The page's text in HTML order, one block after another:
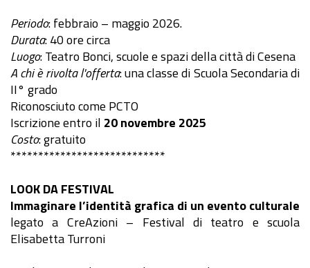
Periodo: febbraio – maggio 2026.
Durata: 40 ore circa
Luogo: Teatro Bonci, scuole e spazi della città di Cesena
A chi è rivolta l'offerta: una classe di Scuola Secondaria di
II° grado
Riconosciuto come PCTO
Iscrizione entro il 20 novembre 2025
Costo: gratuito
****************************
LOOK DA FESTIVAL
Immaginare l’identità grafica di un evento culturale
legato a CreAzioni – Festival di teatro e scuola
Elisabetta Turroni